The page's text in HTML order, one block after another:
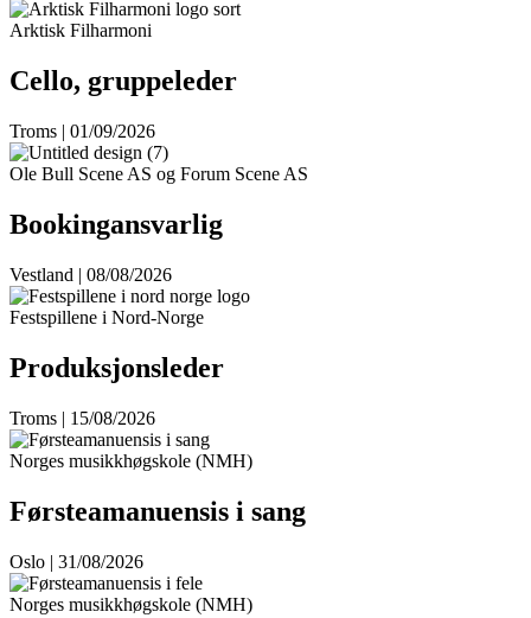
Arktisk Filharmoni
Cello, gruppeleder
Troms | 01/09/2026
Ole Bull Scene AS og Forum Scene AS
Bookingansvarlig
Vestland | 08/08/2026
Festspillene i Nord-Norge
Produksjonsleder
Troms | 15/08/2026
Norges musikkhøgskole (NMH)
Førsteamanuensis i sang
Oslo | 31/08/2026
Norges musikkhøgskole (NMH)